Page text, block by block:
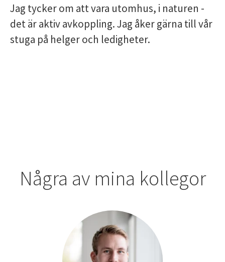
Jag tycker om att vara utomhus, i naturen -
det är aktiv avkoppling. Jag åker gärna till vår
stuga på helger och ledigheter.
Några av mina kollegor